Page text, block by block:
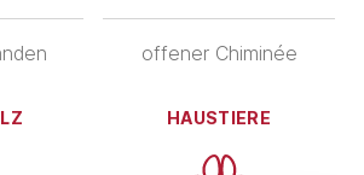
offener Chiminée
HAUSTIERE